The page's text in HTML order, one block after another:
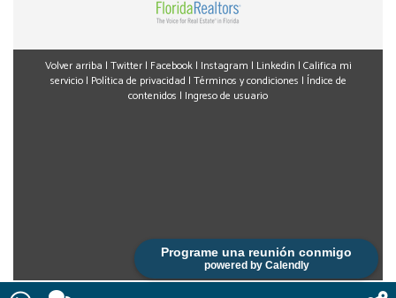
Programe una reunión conmigo
powered by Calendly
Volver arriba | Twitter| Facebook| Instagram | Linkedin | Califica mi
servicio| Política de privacidad | Términos y condiciones | Índice de
contenidos | Ingreso de usuario